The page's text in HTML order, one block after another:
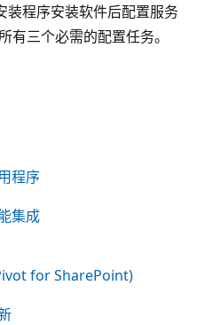
装程序安装软件后配置服务
有三个必需的配置任务。
程序
集成
for SharePoint)